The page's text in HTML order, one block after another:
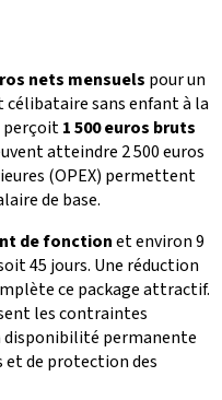
nets mensuels pour un
sans enfant à la
perçoit1 500 euros bruts
atteindre 2 500 euros
(OPEX) permettent
de base.
de fonctionet environ 9
45 jours. Une réduction
ce package attractif.
les contraintes
permanente
et de protection des